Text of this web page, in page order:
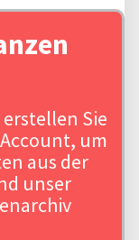
Sie
um
aus der
unser